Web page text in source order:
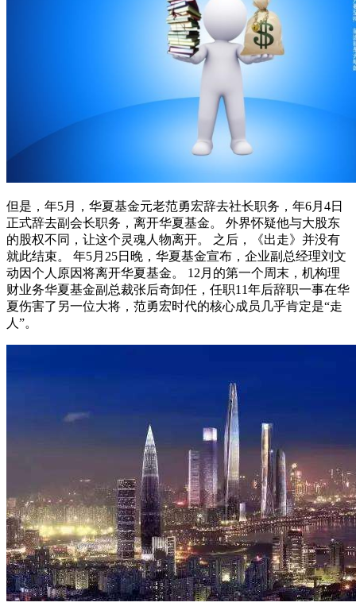
但是，年5月，华夏基金元老范勇宏辞去社长职务，年6月4日
正式辞去副会长职务，离开华夏基金。 外界怀疑他与大股东
的股权不同，让这个灵魂人物离开。 之后，《出走》并没有
就此结束。 年5月25日晚，华夏基金宣布，企业副总经理刘文
动因个人原因将离开华夏基金。 12月的第一个周末，机构理
财业务华夏基金副总裁张后奇卸任，任职11年后辞职一事在华
夏伤害了另一位大将，范勇宏时代的核心成员几乎肯定是“走
人”。